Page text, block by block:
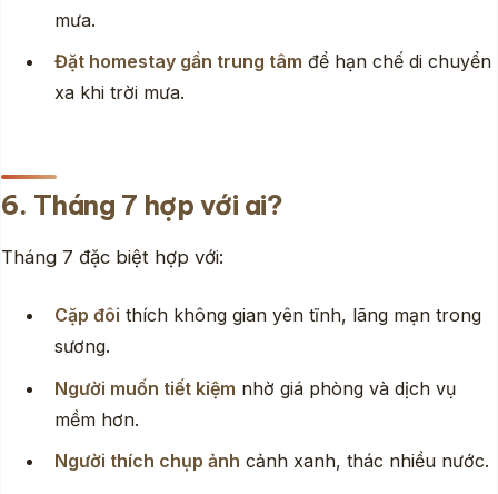
mưa.
Đặt homestay gần trung tâm để hạn chế di chuyển
xa khi trời mưa.
6. Tháng 7 hợp với ai?
Tháng 7 đặc biệt hợp với:
Cặp đôi thích không gian yên tĩnh, lãng mạn trong
sương.
Người muốn tiết kiệm nhờ giá phòng và dịch vụ
mềm hơn.
Người thích chụp ảnh cảnh xanh, thác nhiều nước.